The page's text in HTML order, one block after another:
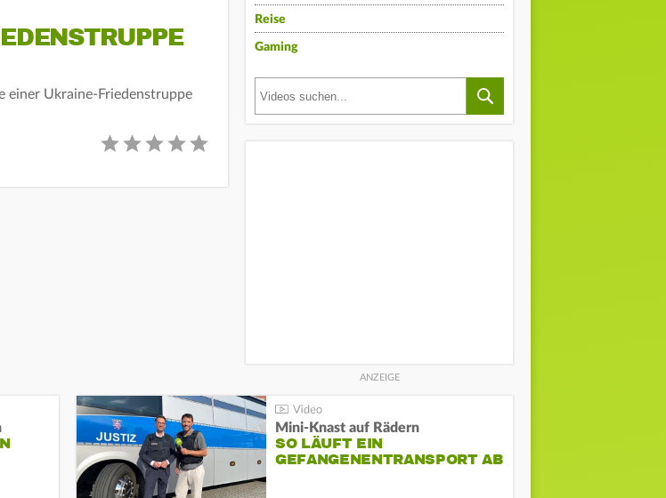
einer Ukraine-Friedenstruppe
Reise
Gaming
Mini-Knast auf Rädern
SO LÄUFT EIN
GEFANGENENTRANSPORT AB